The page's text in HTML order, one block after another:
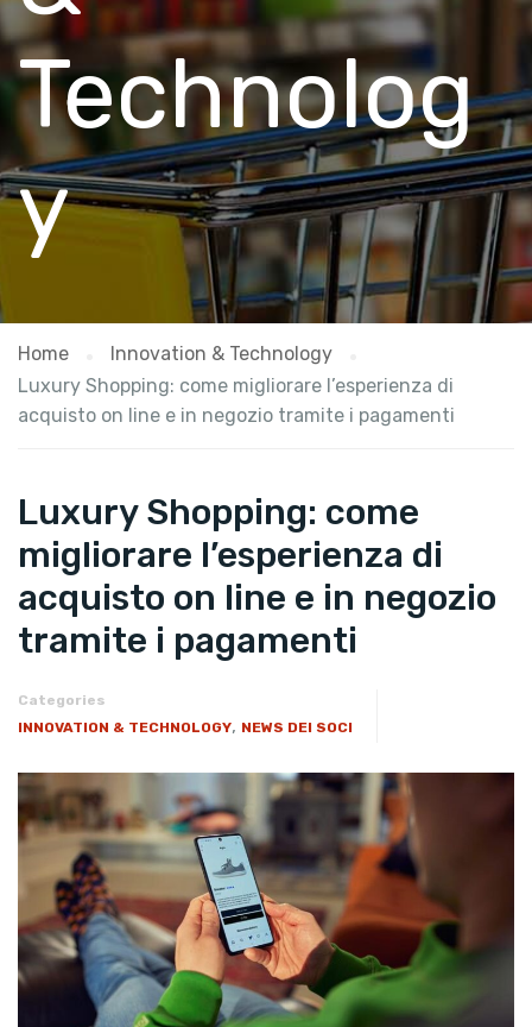
Technolog
y
Home
Innovation & Technology
Luxury Shopping: come migliorare l’esperienza di
acquisto on line e in negozio tramite i pagamenti
Luxury Shopping: come
migliorare l’esperienza di
acquisto on line e in negozio
tramite i pagamenti
Categories
INNOVATION & TECHNOLOGY, NEWS DEI SOCI